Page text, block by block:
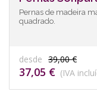
Pernas de madeira
quadrado.
desde 39,00 €
37,05 € (IVA